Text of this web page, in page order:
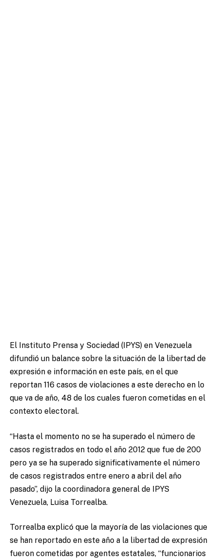
El Instituto Prensa y Sociedad (IPYS) en Venezuela
difundió un balance sobre la situación de la libertad de
expresión e información en este país, en el que
reportan 116 casos de violaciones a este derecho en lo
que va de año, 48 de los cuales fueron cometidas en el
contexto electoral.
“Hasta el momento no se ha superado el número de
casos registrados en todo el año 2012 que fue de 200
pero ya se ha superado significativamente el número
de casos registrados entre enero a abril del año
pasado”, dijo la coordinadora general de IPYS
Venezuela, Luisa Torrealba.
Torrealba explicó que la mayoría de las violaciones que
se han reportado en este año a la libertad de expresión
fueron cometidas por agentes estatales, “funcionarios